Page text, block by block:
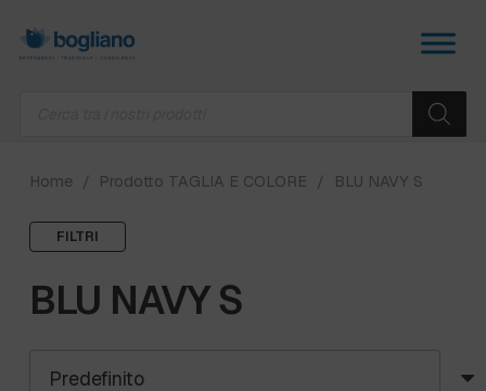
Home / Prodotto TAGLIA E COLORE / BLU NAVY S
FILTRI
BLU NAVY S